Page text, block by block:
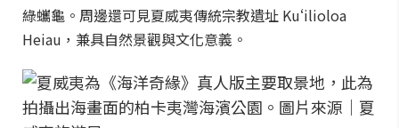
綠蠵龜。周邊還可見夏威夷傳統宗教遺址 Kuʻilioloa
Heiau，兼具自然景觀與文化意義。